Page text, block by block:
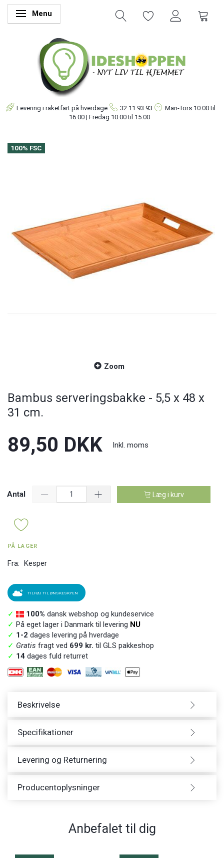
Skifte navigation
Menu
Levering i raketfart på hverdage 32 11 93 93 Man-Tors 10.00 til
16.00 | Fredag 10.00 til 15.00
100% FSC
Zoom
Bambus serveringsbakke - 5,5 x 48 x
31 cm.
89,50 DKK Inkl. moms
Antal Læg i kurv
PÅ LAGER
Fra: Kesper
TILFØJ TIL ØNSKESKYEN
✓ 100% dansk webshop og kundeservice
✓ På eget lager i Danmark til levering NU
✓ 1-2 dages levering på hverdage
✓ Gratis fragt ved 699 kr. til GLS pakkeshop
✓ 14 dages fuld returret
Beskrivelse
Specifikationer
Levering og Returnering
Producentoplysninger
Anbefalet til dig